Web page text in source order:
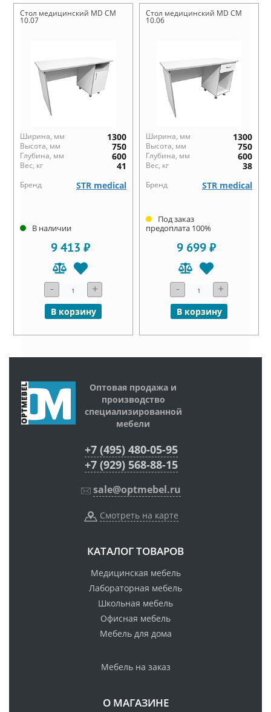
Стол медицинский MD СМ
10.07
Ширина, мм 1300
Высота, мм 750
Глубина, мм 600
Вес, кг 41
Бренд STR medical
В наличии
9 413 ₽
- +
В корзину
Стол медицинский MD СМ
10.06
Ширина, мм 1300
Высота, мм 750
Глубина, мм 600
Вес, кг 38
Бренд STR medical
Под заказ
предоплата 100%
9 699 ₽
- +
В корзину
Оптовая продажа и
производство
специализированной
мебели
+7 (495) 480-05-95
+7 (929) 568-88-15
sale@optmebel.ru
Смотреть на карте
КАТАЛОГ ТОВАРОВ
Медицинская мебель
Лабораторная мебель
Школьная мебель
Офисная мебель
Мебель для дома
Мебель на заказ
О МАГАЗИНЕ